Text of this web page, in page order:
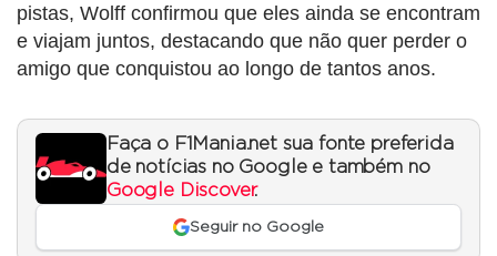
pistas, Wolff confirmou que eles ainda se encontram
e viajam juntos, destacando que não quer perder o
amigo que conquistou ao longo de tantos anos.
Faça o F1Mania.net sua fonte preferida
de notícias no Google e também no
Google Discover.
Seguir no Google